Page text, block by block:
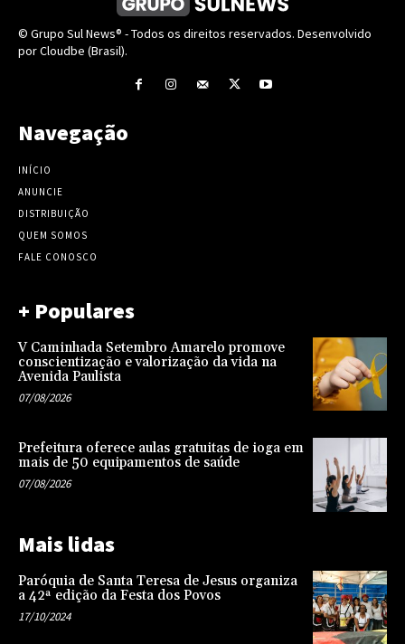
© Grupo Sul News® - Todos os direitos reservados. Desenvolvido
por Cloudbe (Brasil).
Navegação
INÍCIO
ANUNCIE
DISTRIBUIÇÃO
QUEM SOMOS
FALE CONOSCO
+ Populares
V Caminhada Setembro Amarelo promove
conscientização e valorização da vida na
Avenida Paulista
07/08/2026
Prefeitura oferece aulas gratuitas de ioga em
mais de 50 equipamentos de saúde
07/08/2026
Mais lidas
Paróquia de Santa Teresa de Jesus organiza
a 42ª edição da Festa dos Povos
17/10/2024